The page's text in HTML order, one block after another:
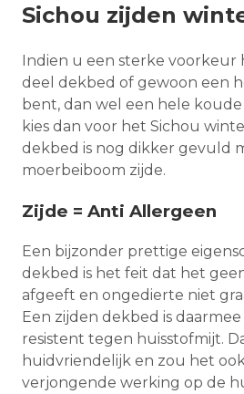
Sichou zijden
Indien u een sterke voorkeur
deel dekbed of gewoon een
bent, dan wel een hele
kies dan voor het Sichou
dekbed is nog dikker gevuld
moerbeiboom zijde.
Zijde = Anti Allergeen
Een bijzonder prettige
dekbed is het feit dat het
afgeeft en ongedierte niet
Een zijden dekbed is
resistent tegen huisstofmijt.
huidvriendelijk en zou het
verjongende werking op de